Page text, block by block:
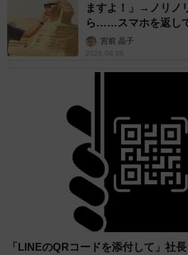
ますよ！」→ノリノ
ら……スマホを返し
カモ代表かも」「私
宮前 晶子
2026.08.06
「LINEのQRコードを添付して」社